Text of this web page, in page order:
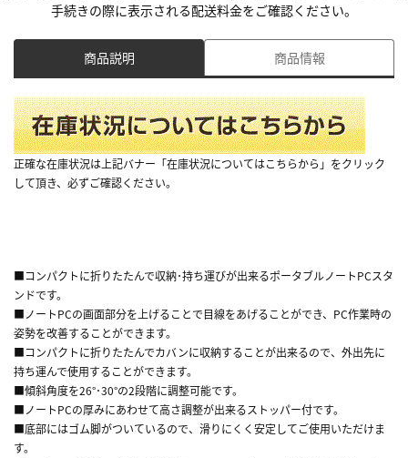
手続きの際に表示される配送料金をご確認ください。
商品説明 商品情報
正確な在庫状況は上記バナー「在庫状況についてはこちらから」をクリック
して頂き、必ずご確認ください。
■コンパクトに折りたたんで収納･持ち運びが出来るポータブルノートPCスタ
ンドです。
■ノートPCの画面部分を上げることで目線をあげることができ、PC作業時の
姿勢を改善することができます。
■コンパクトに折りたたんでカバンに収納することが出来るので、外出先に
持ち運んで使用することができます。
■傾斜角度を26°･30°の2段階に調整可能です。
■ノートPCの厚みにあわせて高さ調整が出来るストッパー付です。
■底部にはゴム脚がついているので、滑りにくく安定してご使用いただけま
す。